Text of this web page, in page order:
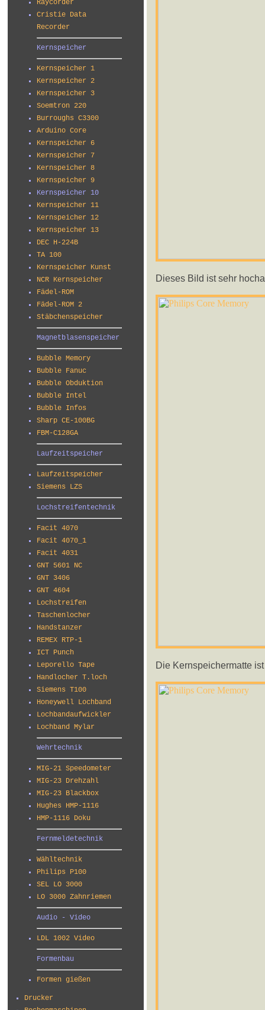
Raycorder
Cristie Data
Recorder
Kernspeicher
Kernspeicher 1
Kernspeicher 2
Kernspeicher 3
Soemtron 220
Burroughs C3300
Arduino Core
Kernspeicher 6
Kernspeicher 7
Kernspeicher 8
Kernspeicher 9
Kernspeicher 10
Kernspeicher 11
Kernspeicher 12
Kernspeicher 13
DEC H-224B
TA 100
Kernspeicher Kunst
NCR Kernspeicher
Fädel-ROM
Fädel-ROM 2
Stäbchenspeicher
Magnetblasenspeicher
Bubble Memory
Bubble Fanuc
Bubble Obduktion
Bubble Intel
Bubble Infos
Sharp CE-100BG
FBM-C128GA
Laufzeitspeicher
Laufzeitspeicher
Siemens LZS
Lochstreifentechnik
Facit 4070
Facit 4070_1
Facit 4031
GNT 5601 NC
GNT 3406
GNT 4604
Lochstreifen
Taschenlocher
Handstanzer
REMEX RTP-1
ICT Punch
Leporello Tape
Handlocher T.loch
Siemens T100
Honeywell Lochband
Lochbandaufwickler
Lochband Mylar
Wehrtechnik
MIG-21 Speedometer
MIG-23 Drehzahl
MIG-23 Blackbox
Hughes HMP-1116
HMP-1116 Doku
Fernmeldetechnik
Wähltechnik
Philips P100
SEL LO 3000
LO 3000 Zahnriemen
Audio - Video
LDL 1002 Video
Formenbau
Formen gießen
Drucker
Dieses Bild ist sehr
Die Kernspeichermatte